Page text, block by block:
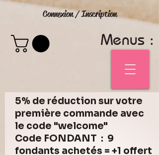
Connexion / Inscription
Menus :
5% de réduction sur votre
première commande avec
le code "welcome"
Code FONDANT : 9
fondants achetés = +1 offert